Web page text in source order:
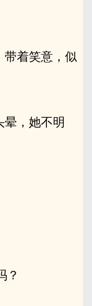
带着笑意，似
，她不明
？